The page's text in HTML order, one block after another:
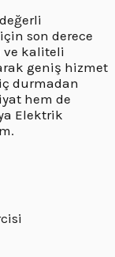
son derece
ve kaliteli
geniş hizmet
durmadan
hem de
Elektrik